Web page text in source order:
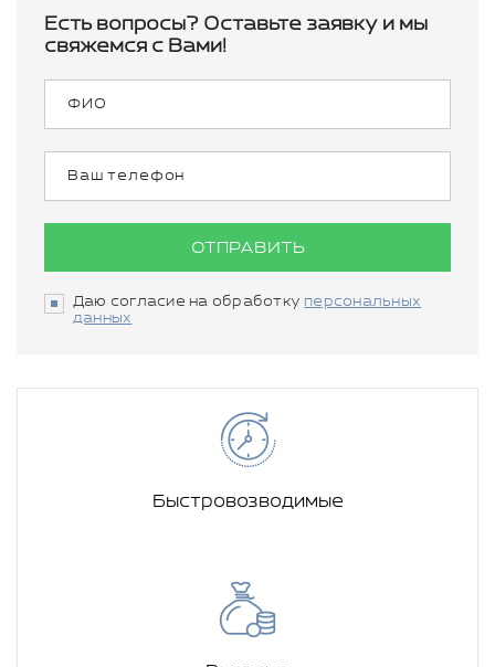
Есть вопросы? Оставьте заявку и мы
свяжемся с Вами!
ОТПРАВИТЬ
Даю согласие на обработку персональных
данных
Быстровозводимые